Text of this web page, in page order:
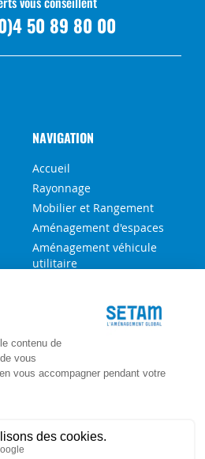
50 89 80 00
NAVIGATION
Accueil
Rayonnage
Mobilier et Rangement
Aménagement d'espaces
Aménagement véhicule
utilitaire